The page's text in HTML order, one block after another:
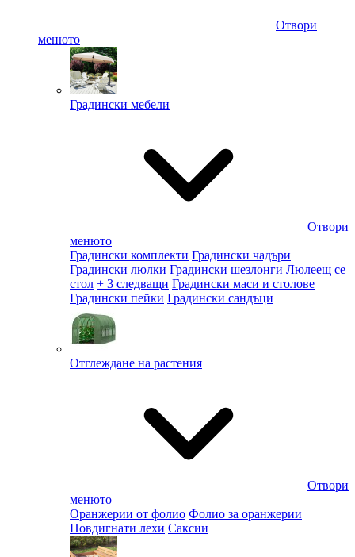
Отвори
менюто
Градински мебели
Отвори
менюто
Градински комплекти Градински чадъри
Градински люлки Градински шезлонги Люлеещ се
стол + 3 следващи Градински маси и столове
Градински пейки Градински сандъци
Отглеждане на растения
Отвори
менюто
Оранжерии от фолио Фолио за оранжерии
Повдигнати лехи Саксии